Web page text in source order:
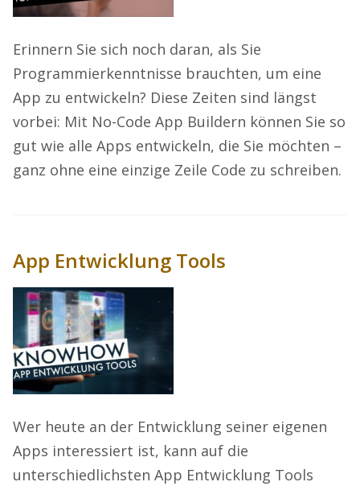
Erinnern Sie sich noch daran, als Sie
Programmierkenntnisse brauchten, um eine
App zu entwickeln? Diese Zeiten sind längst
vorbei: Mit No-Code App Buildern können Sie so
gut wie alle Apps entwickeln, die Sie möchten –
ganz ohne eine einzige Zeile Code zu schreiben.
App Entwicklung Tools
Wer heute an der Entwicklung seiner eigenen
Apps interessiert ist, kann auf die
unterschiedlichsten App Entwicklung Tools